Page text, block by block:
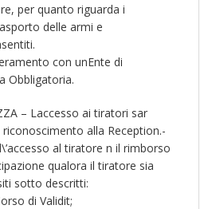
per quanto riguarda i
delle armi e
con unEnte di
Obbligatoria.
– Laccesso ai tiratori sar
alla Reception.-
al tiratore n il rimborso
qualora il tiratore sia
sotto descritti:
di Validit;